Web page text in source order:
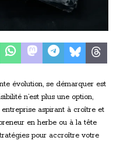
évolution, se démarquer est
n’est plus une option,
aspirant à croître et
en herbe ou à la tête
pour accroître votre